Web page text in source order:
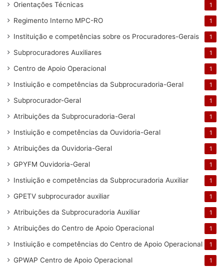
Orientações Técnicas 1
Regimento Interno MPC-RO 1
Instituição e competências sobre os Procuradores-Gerais 1
Subprocuradores Auxiliares 1
Centro de Apoio Operacional 1
Instiuição e competências da Subprocuradoria-Geral 1
Subprocurador-Geral 1
Atribuições da Subprocuradoria-Geral 1
Instiuição e competências da Ouvidoria-Geral 1
Atribuições da Ouvidoria-Geral 1
GPYFM Ouvidoria-Geral 1
Instiuição e competências da Subprocuradoria Auxiliar 1
GPETV subprocurador auxiliar 1
Atribuições da Subprocuradoria Auxiliar 1
Atribuições do Centro de Apoio Operacional 1
Instiuição e competências do Centro de Apoio Operacional 1
GPWAP Centro de Apoio Operacional 1